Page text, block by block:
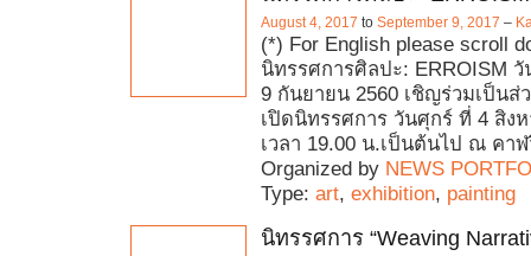
August 4, 2017 to September 9, 2017 –
(*) For English please scroll
นิทรรศการศิลปะ: ERROISM
9 กันยายน 2560 เชิญร่วมเป็นส่
เปิดนิทรรศการ วันศุกร์ ที่ 4 สิง
เวลา 19.00 น.เป็นต้นไป ณ คา
Organized by NEWS
Type: art, exhibition, painting
นิทรรศการ “Weaving